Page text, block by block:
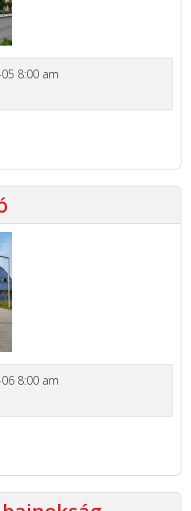
8:00 am
8:00 am